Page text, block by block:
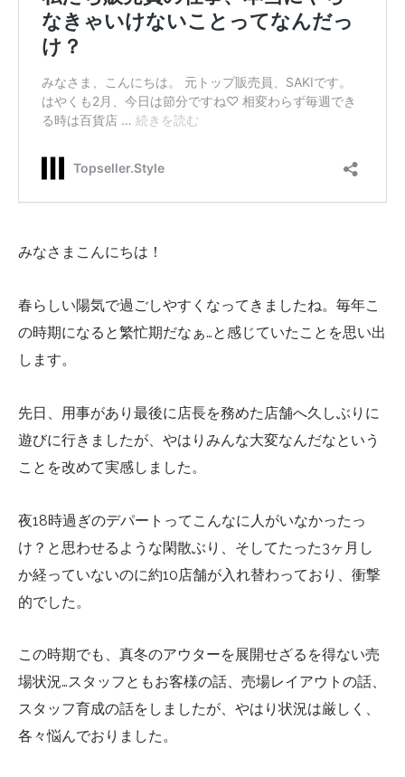
みなさまこんにちは！
春らしい陽気で過ごしやすくなってきましたね。毎年こ
の時期になると繁忙期だなぁ…と感じていたことを思い出
します。
先日、用事があり最後に店長を務めた店舗へ久しぶりに
遊びに行きましたが、やはりみんな大変なんだなという
ことを改めて実感しました。
夜18時過ぎのデパートってこんなに人がいなかったっ
け？と思わせるような閑散ぶり、そしてたった3ヶ月し
か経っていないのに約10店舗が入れ替わっており、衝撃
的でした。
この時期でも、真冬のアウターを展開せざるを得ない売
場状況…スタッフともお客様の話、売場レイアウトの話、
スタッフ育成の話をしましたが、やはり状況は厳しく、
各々悩んでおりました。